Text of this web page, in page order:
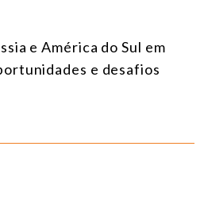
e América do Sul em
e desafios